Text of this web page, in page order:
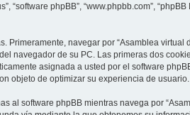
“software phpBB”, “www.phpbb.com”,
Primeramente, navegar por “Asamblea
navegador de su PC. Las primeras dos
asignada a usted por el software
objeto de optimizar su experiencia de usuario.
al software phpBB mientras navega por